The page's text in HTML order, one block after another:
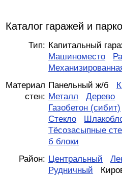
Каталог гаражей и
Тип: Капитальный
Машиноместо
Материал
стен:
Панельный ж/б
Металл
Дерево
Газобетон (сибит)
Стекло
Тёсозасыпные
б блоки
Район: Центральный
Рудничный